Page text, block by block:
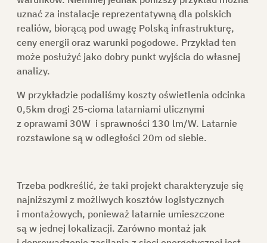
uznać za instalacje reprezentatywną dla polskich
realiów, biorącą pod uwagę Polską infrastrukturę,
ceny energii oraz warunki pogodowe. Przykład ten
może posłużyć jako dobry punkt wyjścia do własnej
analizy.
W przykładzie podaliśmy koszty oświetlenia odcinka
0,5km drogi 25-cioma latarniami ulicznymi
z oprawami 30W i sprawności 130 lm/W. Latarnie
rozstawione są w odległości 20m od siebie.
Trzeba podkreślić, że taki projekt charakteryzuje się
najniższymi z możliwych kosztów logistycznych
i montażowych, ponieważ latarnie umieszczone
są w jednej lokalizacji. Zarówno montaż jak